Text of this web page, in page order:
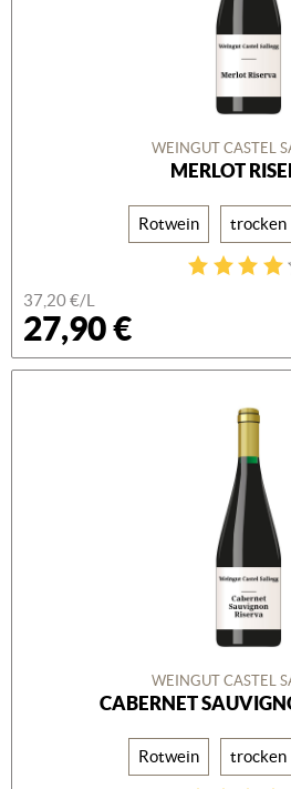
WEINGUT CASTEL
MERLOT
Rotwein trocken
37,20 €/L
27,90 €
WEINGUT CASTEL
CABERNET
Rotwein trocken